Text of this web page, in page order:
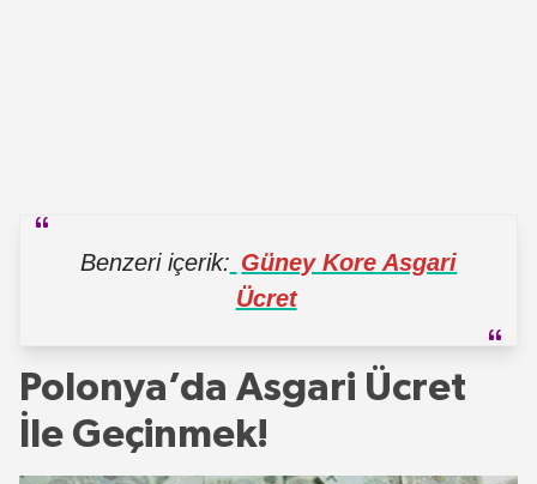
Benzeri içerik: Güney Kore Asgari
Ücret
Polonya’da Asgari Ücret
İle Geçinmek!